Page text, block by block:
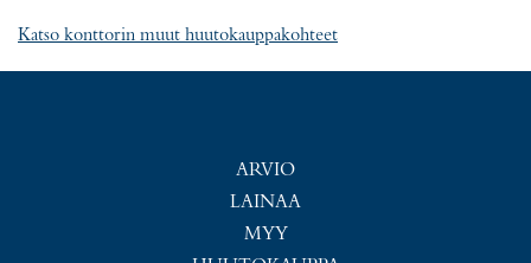
Katso konttorin muut huutokauppakohteet
ARVIO
LAINAA
MYY